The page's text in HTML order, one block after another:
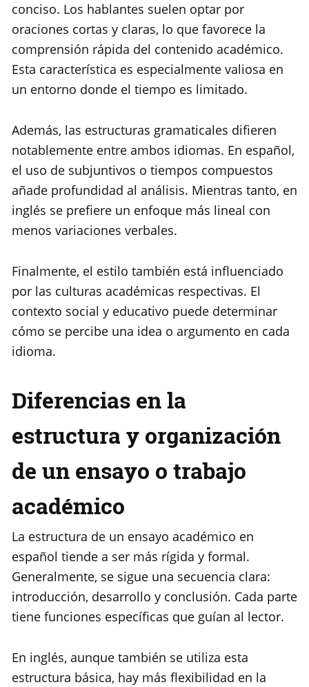
conciso. Los hablantes suelen optar por
oraciones cortas y claras, lo que favorece la
comprensión rápida del contenido académico.
Esta característica es especialmente valiosa en
un entorno donde el tiempo es limitado.
Además, las estructuras gramaticales difieren
notablemente entre ambos idiomas. En español,
el uso de subjuntivos o tiempos compuestos
añade profundidad al análisis. Mientras tanto, en
inglés se prefiere un enfoque más lineal con
menos variaciones verbales.
Finalmente, el estilo también está influenciado
por las culturas académicas respectivas. El
contexto social y educativo puede determinar
cómo se percibe una idea o argumento en cada
idioma.
Diferencias en la
estructura y organización
de un ensayo o trabajo
académico
La estructura de un ensayo académico en
español tiende a ser más rígida y formal.
Generalmente, se sigue una secuencia clara:
introducción, desarrollo y conclusión. Cada parte
tiene funciones específicas que guían al lector.
En inglés, aunque también se utiliza esta
estructura básica, hay más flexibilidad en la